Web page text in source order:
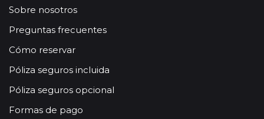
Sobre nosotros
Preguntas frecuentes
Cómo reservar
Póliza seguros incluida
Póliza seguros opcional
Formas de pago